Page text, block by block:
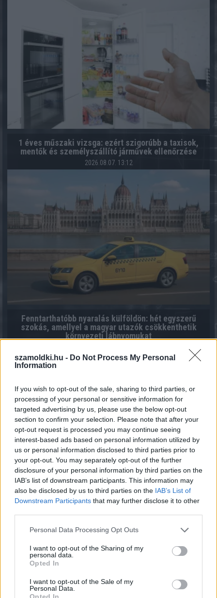
szamoldki.hu - Do Not Process My Personal
Information
If you wish to opt-out of the sale, sharing to third parties, or
processing of your personal or sensitive information for
targeted advertising by us, please use the below opt-out
section to confirm your selection. Please note that after your
opt-out request is processed you may continue seeing
interest-based ads based on personal information utilized by
us or personal information disclosed to third parties prior to
your opt-out. You may separately opt-out of the further
disclosure of your personal information by third parties on the
IAB’s list of downstream participants. This information may
also be disclosed by us to third parties on the IAB’s List of
Downstream Participants that may further disclose it to other
Please note that this website/app uses one or more Google
not limited to your visit or usage behaviour. You may click to
grant or deny consent to Google and its third-party tags to
use your data for below specified purposes in below Google
consent section.
Personal Data Processing Opt Outs
I want to opt-out of the Sharing of my
personal data.
Opted In
I want to opt-out of the Sale of my
Personal Data.
Opted In
1 éves műszaki vizsga: ezért szigorúbb a taxisok,
mentők és személyszállító járművek ellenőrzése
2026.08.07. 13:12
Fenntarthatóbb nyaralás külföldön: hét egyszerű
szokás, amellyel a magyar utazók csökkenthetik
környezeti lábnyomukat
Magyar infláció 2026 július - rekord alacsony szinten a